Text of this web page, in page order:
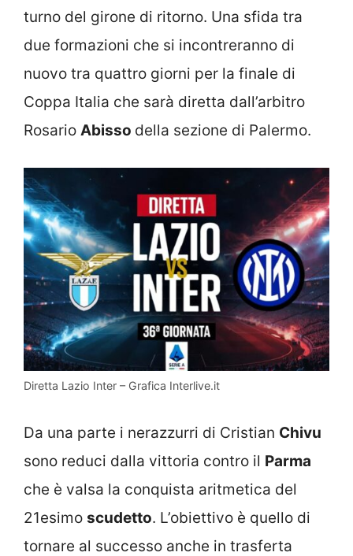
turno del girone di ritorno. Una sfida tra
due formazioni che si incontreranno di
nuovo tra quattro giorni per la finale di
Coppa Italia che sarà diretta dall’arbitro
Rosario Abisso della sezione di Palermo.
Diretta Lazio Inter – Grafica Interlive.it
Da una parte i nerazzurri di Cristian Chivu
sono reduci dalla vittoria contro il Parma
che è valsa la conquista aritmetica del
21esimo scudetto. L’obiettivo è quello di
tornare al successo anche in trasferta